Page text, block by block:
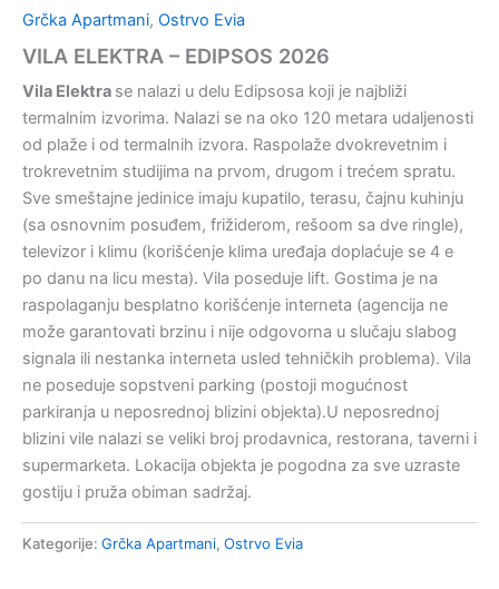
Grčka Apartmani, Ostrvo Evia
VILA ELEKTRA – EDIPSOS 2026
Vila Elektra se nalazi u delu Edipsosa koji je najbliži
termalnim izvorima. Nalazi se na oko 120 metara udaljenosti
od plaže i od termalnih izvora. Raspolaže dvokrevetnim i
trokrevetnim studijima na prvom, drugom i trećem spratu.
Sve smeštajne jedinice imaju kupatilo, terasu, čajnu kuhinju
(sa osnovnim posuđem, frižiderom, rešoom sa dve ringle),
televizor i klimu (korišćenje klima uređaja doplaćuje se 4 e
po danu na licu mesta). Vila poseduje lift. Gostima je na
raspolaganju besplatno korišćenje interneta (agencija ne
može garantovati brzinu i nije odgovorna u slučaju slabog
signala ili nestanka interneta usled tehničkih problema). Vila
ne poseduje sopstveni parking (postoji mogućnost
parkiranja u neposrednoj blizini objekta).U neposrednoj
blizini vile nalazi se veliki broj prodavnica, restorana, taverni i
supermarketa. Lokacija objekta je pogodna za sve uzraste
gostiju i pruža obiman sadržaj.
Kategorije: Grčka Apartmani, Ostrvo Evia